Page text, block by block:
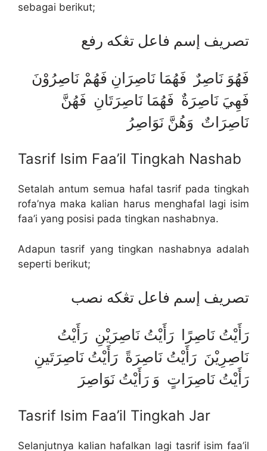
sebagai berikut;
تصريف إسم فاعل تڠكه رفع
فَهُوَ نَاصِرٌ فَهُمَا نَاصِرَانِ فَهُمْ نَاصِرُوْنَ
فَهِيَ نَاصِرَةٌ فَهُمَا نَاصِرَتَانِ فَهُنَّ
نَاصِرَاتٌ وَهُنَّ نَوَاصِرُ
Tasrif Isim Faa’il Tingkah Nashab
Setalah antum semua hafal tasrif pada tingkah
rofa’nya maka kalian harus menghafal lagi isim
faa’i yang posisi pada tingkan nashabnya.
Adapun tasrif yang tingkan nashabnya adalah
seperti berikut;
تصريف إسم فاعل تڠكه نصب
رَأَيْتُ نَاصِرًا رَأَيْتُ نَاصِرَيْنِ رَأَيْتُ
نَاصِرِيْنَ رَأَيْتُ نَاصِرَةً رَأَيْتُ نَاصِرَتَينِ
رَأَيْتُ نَاصِرَاتٍ وَ رَأَيْتُ نَوَاصِرَ
Tasrif Isim Faa’il Tingkah Jar
Selanjutnya kalian hafalkan lagi tasrif isim faa’il